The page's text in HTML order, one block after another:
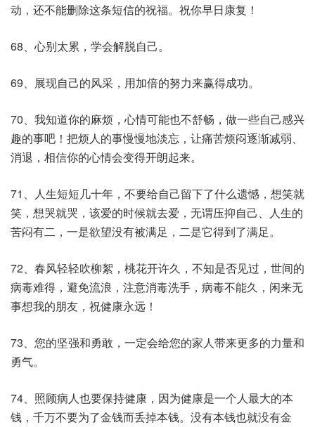
动，还不能删除这条短信的祝福。祝你早日康复！
68、心别太累，学会解脱自己。
69、展现自己的风采，用加倍的努力来赢得成功。
70、我知道你的麻烦，心情可能也不舒畅，做一些自己感兴
趣的事吧！把烦人的事慢慢地淡忘，让痛苦烦闷逐渐减弱、
消退，相信你的心情会变得开朗起来。
71、人生短短几十年，不要给自己留下了什么遗憾，想笑就
笑，想哭就哭，该爱的时候就去爱，无谓压抑自己、人生的
苦闷有二，一是欲望没有被满足，二是它得到了满足。
72、春风轻轻吹柳絮，桃花开许久，不知是否见过，世间的
病毒难得，避免流浪，注意消毒洗手，病毒不能久，闲来无
事想我的朋友，祝健康永远！
73、您的坚强和勇敢，一定会给您的家人带来更多的力量和
勇气。
74、照顾病人也要保持健康，因为健康是一个人最大的本
钱，千万不要为了金钱而丢掉本钱。没有本钱也就没有金